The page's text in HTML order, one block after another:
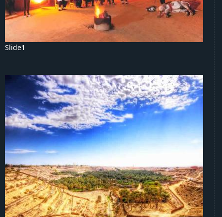
Slide1